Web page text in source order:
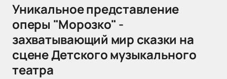
Уникальное представление
оперы "Морозко" -
захватывающий мир сказки на
сцене Детского музыкального
театра